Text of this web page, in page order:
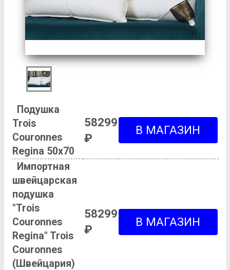
Подушка
Trois
Couronnes
Regina 50х70
58299
₽
Импортная
швейцарская
подушка
"Trois
Couronnes
Regina" Trois
Couronnes
(Швейцария)
58299
₽